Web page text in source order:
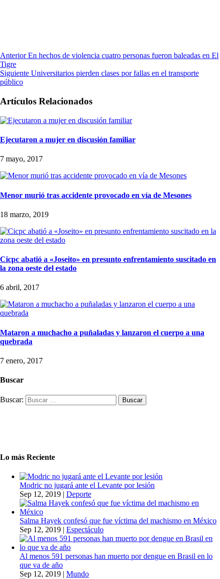
Anterior En hechos de violencia cuatro personas fueron baleadas en El
Tigre
Siguiente Universitarios pierden clases por fallas en el transporte
público
Artículos Relacionados
Ejecutaron a mujer en discusión familiar
7 mayo, 2017
Menor murió tras accidente provocado en vía de Mesones
18 marzo, 2019
Cicpc abatió a «Joseito» en presunto enfrentamiento suscitado en
la zona oeste del estado
6 abril, 2017
Mataron a muchacho a puñaladas y lanzaron el cuerpo a una
quebrada
7 enero, 2017
Buscar
Buscar:
Lo más Reciente
Modric no jugará ante el Levante por lesión
Sep 12, 2019 | Deporte
Salma Hayek confesó que fue víctima del machismo en México
Sep 12, 2019 | Espectáculo
Al menos 591 personas han muerto por dengue en Brasil en lo
que va de año
Sep 12, 2019 | Mundo